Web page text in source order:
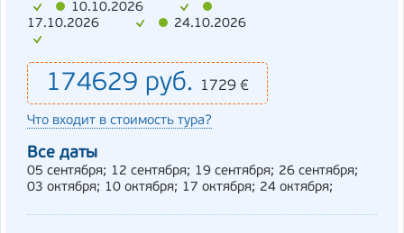
10.10.2026
17.10.2026
24.10.2026
174629 руб. 1729 €
Что входит в стоимость тура?
Все даты
05 сентября; 12 сентября; 19 сентября; 26 сентября;
03 октября; 10 октября; 17 октября; 24 октября;